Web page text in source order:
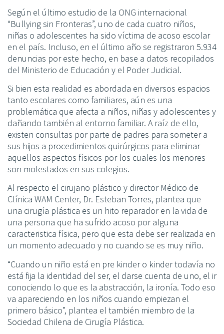
Según el último estudio de la ONG internacional
“Bullying sin Fronteras”, uno de cada cuatro niños,
niñas o adolescentes ha sido víctima de acoso escolar
en el país. Incluso, en el último año se registraron 5.934
denuncias por este hecho, en base a datos recopilados
del Ministerio de Educación y el Poder Judicial.
Si bien esta realidad es abordada en diversos espacios
tanto escolares como familiares, aún es una
problemática que afecta a niños, niñas y adolescentes y
dañando también al entorno familiar. A raíz de ello,
existen consultas por parte de padres para someter a
sus hijos a procedimientos quirúrgicos para eliminar
aquellos aspectos físicos por los cuales los menores
son molestados en sus colegios.
Al respecto el cirujano plástico y director Médico de
Clínica WAM Center, Dr. Esteban Torres, plantea que
una cirugía plástica es un hito reparador en la vida de
una persona que ha sufrido acoso por alguna
caracteristica física, pero que esta debe ser realizada en
un momento adecuado y no cuando se es muy niño.
“Cuando un niño está en pre kinder o kinder todavía no
está fija la identidad del ser, el darse cuenta de uno, el ir
conociendo lo que es la abstracción, la ironía. Todo eso
va apareciendo en los niños cuando empiezan el
primero básico”, plantea el también miembro de la
Sociedad Chilena de Cirugía Plástica.